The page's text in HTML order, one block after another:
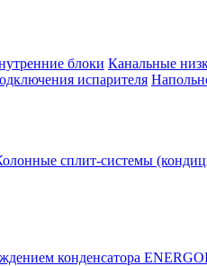
блоки Канальные
испарителя
сплит-системы
конденсатора